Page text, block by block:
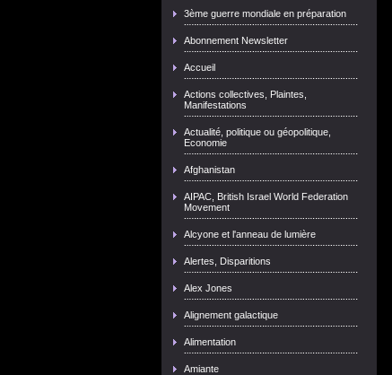
3ème guerre mondiale en préparation
Abonnement Newsletter
Accueil
Actions collectives, Plaintes,
Manifestations
Actualité, politique ou géopolitique,
Economie
Afghanistan
AIPAC, British Israel World Federation
Movement
Alcyone et l'anneau de lumière
Alertes, Disparitions
Alex Jones
Alignement galactique
Alimentation
Amiante